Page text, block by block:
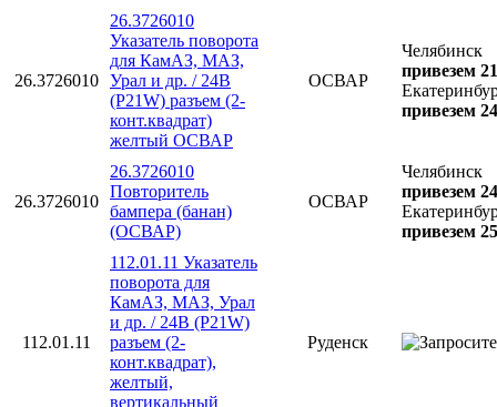
26.3726010
26.3726010
Указатель поворота
для КамАЗ, МАЗ,
Урал и др. / 24В
(P21W) разъем (2-
конт.квадрат)
желтый ОСВАР
ОСВАР
Челябинск
привезем
привезем
26.3726010
26.3726010
Повторитель
бампера (банан)
(ОСВАР)
ОСВАР
Челябинск
привезем
привезем
112.01.11
112.01.11 Указатель
поворота для
КамАЗ, МАЗ, Урал
и др. / 24В (P21W)
разъем (2-
конт.квадрат),
желтый,
вертикальный
Руденск